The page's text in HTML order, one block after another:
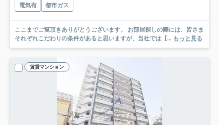
電気有
都市ガス
ここまでご覧頂きありがとうございます。 お部屋探しの際には、皆さま
それぞれこだわりの条件があると思いますが、当社では【... もっと見る
賃貸マンション